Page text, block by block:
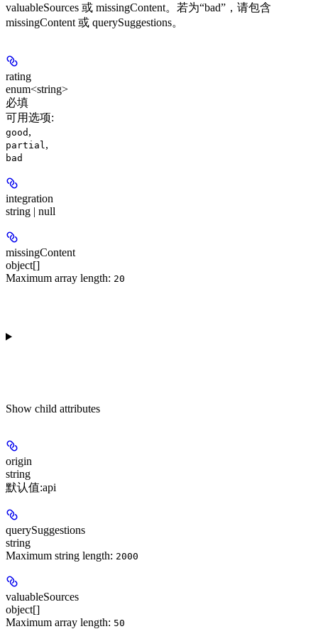
valuableSources 或 missingContent。若为“bad”，请包含
missingContent 或 querySuggestions。
rating
enum<string>
必填
可用选项:
good ,
partial ,
bad
integration
string | null
missingContent
object[]
Maximum array length: 20
Show child attributes
origin
string
默认值:api
querySuggestions
string
Maximum string length: 2000
valuableSources
object[]
Maximum array length: 50